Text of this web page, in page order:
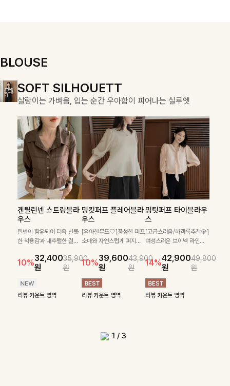
기기 좋아요 ✨
BLOUSE
SOFT SILHOUETT
살랑이는 가벼움, 입는 순간 우아함이 피어나는 실루엣
겐틸린넨 스트링블라
우스
린넨이 함유되어 더욱 산뜻
한 착용감과 내추럴한 결감
🌿 밑단 스트링 디테일로 핏
을 취향에 맞게 연출할 수
툭 걸쳐도 분위기 있는 데일
리룩을 완성해 드려요 🤎
10%32,400
원
35,900
원
리뷰 카운트 영역
밍킷퍼프 플레어블라
우스
[우아한무드🤍]풍성한 퍼프
소매와 자연스럽게 퍼지는
운 무드를 완성해주는 블라
우스 🤍 체형을 자연스럽게
커버해주며 걸을 때마다 살
랑이는 핏으로 데일리룩부
터 데이트룩까지 화사하게
10%39,600
원
43,900
원
리뷰 카운트 영역
밍팃퍼프 타이블라우
스
[고급스러움/하객룩추천💎]
여성스러운 브이넥 라인과
아한 무드를 완성해주는 7
부 블라우스 🤍 여유로운 7
부 소매로 편안하게 착용되
며 데일리룩부터 출근룩, 하
객룩까지 세련된 스타일링
14%42,900
원
49,800
원
리뷰 카운트 영역
COZY ESSENTIAL
매일의 일상을 부드럽게 감싸줄 니트 컬렉션
폴딘울 골지유넥니트
은은하게 더해진 울 함유
소재로 포근하면서도 가볍
게 착용되는 니트예요🧶 세
림한 실루엣을 연출해주며,
부드러운 신축성까지 더해
다🤍
24,300
원
원
리뷰 카운트 영역
칠스트라이프 카라7
부니트
[골드버튼/클래식무드🤍]
스트라이프 패턴으로 데일
이템입니다 카라넥 디자인
으로 깔끔한 이미지로 만들
10%31,900
원
35,400
원
리뷰 카운트 영역
푼스트라이프 카라니
트
산뜻한 스트라이프 패턴과
카라, 버튼 디테일이 어우
무드를 완성해주는 니트 🤍
부드럽고 가벼운 착용감으
양하게 매치하기 좋아 데일
리룩부터 출근룩까지 활용
10%26,100
원
28,900
원
리뷰 카운트 영역
DOUBLE THE JOY
함께할 때 더욱 완벽한, 합리적인 선택으로 채우는 즐거움
필첸체크 스트링블라
우스+플레어스커트
SET
[활용도 좋은 투피스]은은
디테일이 어우러진 투피스
세트입니다. 여유로운 상의
트가 자연스러운 체형 커버
는 물론, 단품으로도 다양하
14%42,90049,800
쿠르디 언발뷔스티에
+티셔츠+와이드팬
츠SET
[한 번에 완성💕]티셔츠, 뷔
구성된 실속 있는 3피스 세
트 🖤 따로 또 같이 활용하
기 좋아 코디 걱정 없이 데
일리하게 즐기기 좋아요 ✨
12%39,90045,300
헨틴링클 날개티셔츠
+치마바지SET
[텐션감↑/구김↓]가볍게
입기만 해도 코디가 완성되
럽게 퍼지는 프릴 날개 소매
가 우아한 포인트를 더해드
립니다💕 잔잔한 링클 텍스
처 소재와 편안한 허리밴딩
으로 하루 종일 산뜻하고 쾌
10%28,800
원
31,900
원
리뷰 카운트 영역
1 / 3